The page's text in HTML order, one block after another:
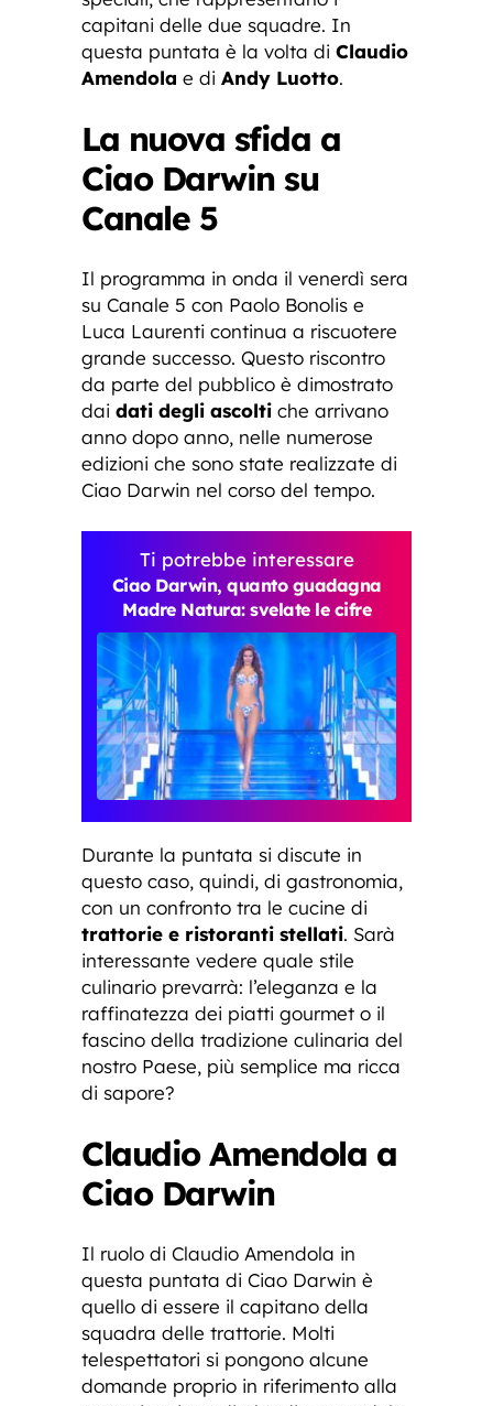
capitani delle due squadre. In
questa puntata è la volta di Claudio
Amendola e di Andy Luotto.
La nuova sfida a
Ciao Darwin su
Canale 5
Il programma in onda il venerdì sera
su Canale 5 con Paolo Bonolis e
Luca Laurenti continua a riscuotere
grande successo. Questo riscontro
da parte del pubblico è dimostrato
dai dati degli ascolti che arrivano
anno dopo anno, nelle numerose
edizioni che sono state realizzate di
Ciao Darwin nel corso del tempo.
Ti potrebbe interessare
Ciao Darwin, quanto guadagna
Madre Natura: svelate le cifre
Durante la puntata si discute in
questo caso, quindi, di gastronomia,
con un confronto tra le cucine di
trattorie e ristoranti stellati. Sarà
interessante vedere quale stile
culinario prevarrà: l’eleganza e la
raffinatezza dei piatti gourmet o il
fascino della tradizione culinaria del
nostro Paese, più semplice ma ricca
di sapore?
Claudio Amendola a
Ciao Darwin
Il ruolo di Claudio Amendola in
questa puntata di Ciao Darwin è
quello di essere il capitano della
squadra delle trattorie. Molti
telespettatori si pongono alcune
domande proprio in riferimento alla